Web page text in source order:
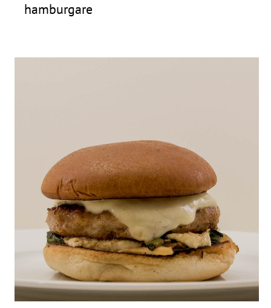
hamburgare